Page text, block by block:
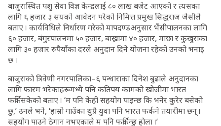
बाजुरास्थित पशु सेवा विज्ञ केन्द्रलाई ८० लाख बजेट आएको र त्यसका
लागि ६ हजार ३ सयको आवेदन परेको निमित्त प्रमुख सिद्धराज जैसीले
बताए । कार्यविधिले निर्धारण गरेको मापदण्डअनुसार भैंसीपालनका लागि
६० हजार, बंगुरपालनमा ५० हजार, बाख्रामा ४० हजार, माछा र कुखुराका
लागि ३० हजार रुपैयाँका दरले अनुदान दिने योजना रहेको उनको भनाइ
छ ।
बाजुराको त्रिवेणी नगरपालिका–६ पन्धाराका दिनेश बुढाले अनुदानका
लागि फारम भरेकाहरूमध्ये पनि कतिपय कामको खोजीमा भारत
फर्किसकेको बताए । ‘म पनि केही सहयोग पाइन्छ कि भनेर कुरेर बसेको
छु,’ उनले भने, ‘हाम्रो गाउँका थुप्रै युवा पनि भारत फर्कने तयारीमा छन् ।
सहयोग पाउने ठेगान नभएकाले म पनि फर्किन्छु होला ।’